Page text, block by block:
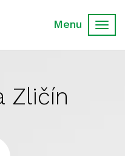
Zličín